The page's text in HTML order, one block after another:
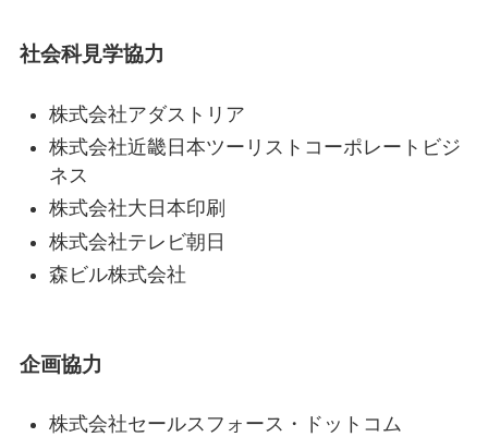
社会科見学協力
株式会社アダストリア
株式会社近畿日本ツーリストコーポレートビジ
ネス
株式会社大日本印刷
株式会社テレビ朝日
森ビル株式会社
企画協力
株式会社セールスフォース・ドットコム